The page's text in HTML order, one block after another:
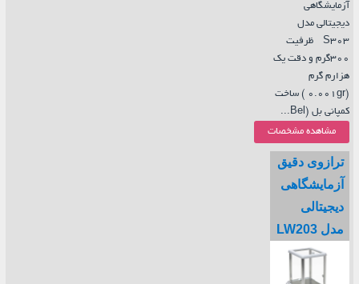
آزمایشگاهی
دیجیتالی مدل
S303 ظرفیت
300گرم و دقت یک
هزارم گرم
(0.001gr ) ساخت
کمپانی بل (Bel...
مشاهده مشخصات
ترازوی دقیق
آزمایشگاهی
دیجیتالی
مدل LW203